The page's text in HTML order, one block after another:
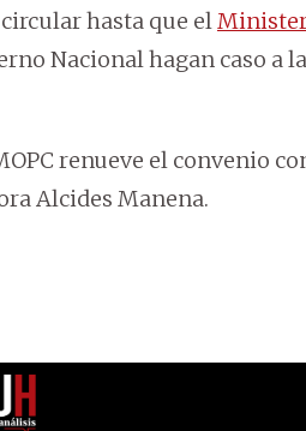
hasta que el
Nacional hagan caso a
renueve el convenio
Alcides Manena.